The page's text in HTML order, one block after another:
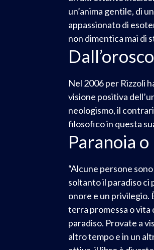
un’anima gentile, di
appassionato di
non dimentica mai di
Nel 2006 per Rizzoli
visione positiva
neologismo, il
filosofico in questa
Paranoia
“Alcune persone
soltanto il paradiso ci
onore e un privilegio.
terra promessa o vita
paradiso. Provate a
altro tempo e in un